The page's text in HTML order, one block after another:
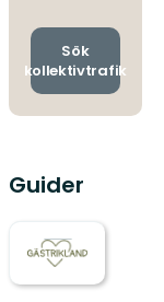
och
Sök
kollektivtrafik
Guider